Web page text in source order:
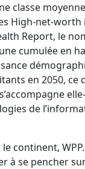
classe
High-net-
Report, le
cumulée en
en 2050, ce
de
continent,
se pencher